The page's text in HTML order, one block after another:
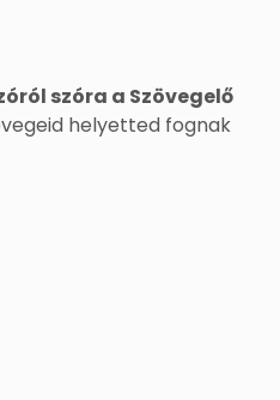
szóra a Szövegelő
helyetted fognak